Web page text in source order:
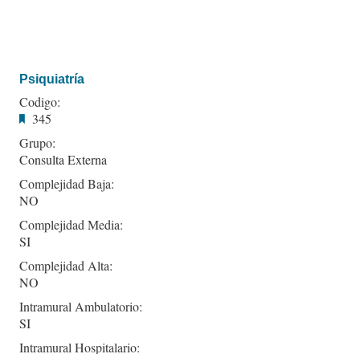
Psiquiatría
Codigo:
345
Grupo:
Consulta Externa
Complejidad Baja:
NO
Complejidad Media:
SI
Complejidad Alta:
NO
Intramural Ambulatorio:
SI
Intramural Hospitalario: